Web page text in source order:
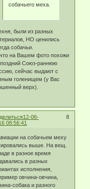
собачьего меха.
были из разных
НО ценились
собачьи.
на Вашем фото похожи
Союз-раннюю
сейчас выдают с
голенищем (у Вас
верх).
8
12-06-
08:56:41
на собачьем меху
выше. На вещ.
в разное время
в разных
исполнения,
овчина-овчина,
собака и разного